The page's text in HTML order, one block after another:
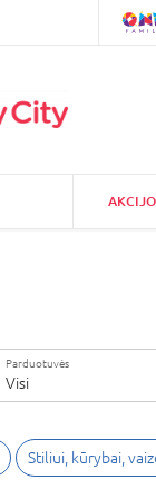
Parduotuvės
Visi
Stiliui, kūrybai,